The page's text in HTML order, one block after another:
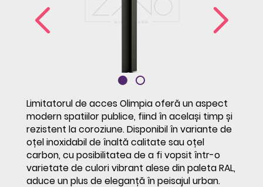
Contact
Limitatorul de acces Olimpia oferă un aspect
modern spatiilor publice, fiind în același timp și
rezistent la coroziune. Disponibil în variante de
oțel inoxidabil de înaltă calitate sau oțel
carbon, cu posibilitatea de a fi vopsit într-o
varietate de culori vibrant alese din paleta RAL,
aduce un plus de eleganță în peisajul urban.